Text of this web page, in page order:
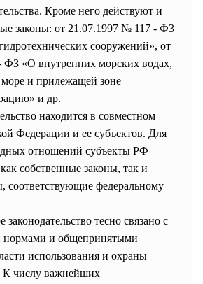
Кроме него действуют и
законы: от 21.07.1997 № 117 - Ф3
сооружений», от
«О внутренних морских водах,
и прилежащей зоне
и др.
находится в совместном
Федерации и ее субъектов. Для
отношений субъекты РФ
собственные законы, так и
соответствующие федеральному
законодательство тесно связано с
и общепринятыми
использования и охраны
К числу важнейших